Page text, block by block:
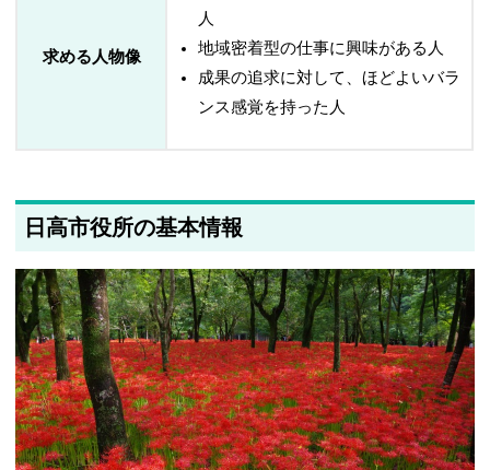
求める人物像
人
地域密着型の仕事に興味がある人
成果の追求に対して、ほどよいバラ
ンス感覚を持った人
日高市役所の基本情報